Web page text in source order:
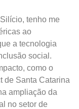
tenho me
ao
a tecnologia
social.
como o
de Santa Catarina
ampliação da
no setor de